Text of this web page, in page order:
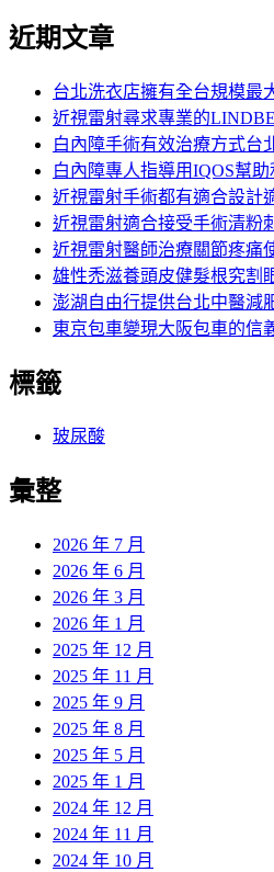
導
覽
章:
文
關
近期文章
台北洗衣店擁有全台規模最
近視雷射尋求專業的
白內障手術有效治療方式台
白內障專人指導用IQOS幫
近視雷射手術都有適合設計
近視雷射適合接受手術清粉
近視雷射醫師治療關節疼痛
雄性禿滋養頭皮健髮根究割
澎湖自由行提供台北中醫減
東京包車變現大阪包車的信
標籤
玻尿酸
彙整
2026 年 7 月
2026 年 6 月
2026 年 3 月
2026 年 1 月
2025 年 12 月
2025 年 11 月
2025 年 9 月
2025 年 8 月
2025 年 5 月
2025 年 1 月
2024 年 12 月
2024 年 11 月
2024 年 10 月